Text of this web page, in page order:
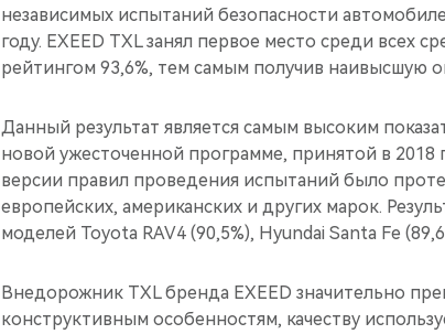
независимых испытаний безопасности
году. EXEED TXL занял первое место среди
рейтингом 93,6%, тем самым получив наивысшую
Данный результат является самым высоким
новой ужесточенной программе, принятой в 2018
версии правил проведения испытаний было
европейских, американских и других марок.
моделей Toyota RAV4 (90,5%), Hyundai Santa Fe
Внедорожник TXL бренда EXEED значительно
конструктивным особенностям, качеству